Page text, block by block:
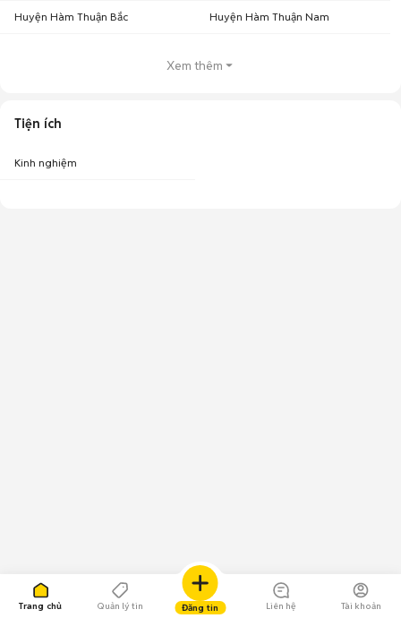
Trang chủ Quản lý tin Đăng tin Liên hệ Tài khoản
Huyện Hàm Thuận Bắc Huyện Hàm Thuận Nam
Xem thêm
Tiện ích
Kinh nghiệm